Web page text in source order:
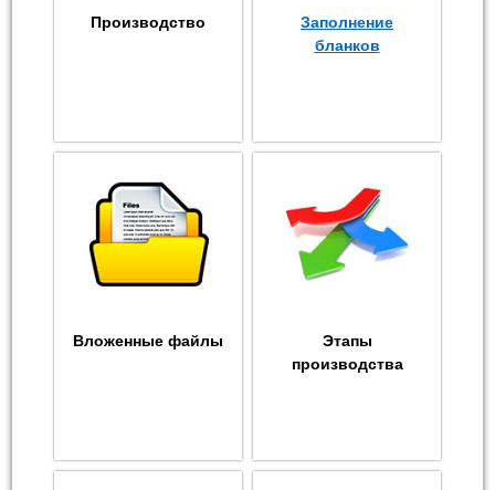
Производство
Заполнение
бланков
Вложенные файлы
Этапы
производства